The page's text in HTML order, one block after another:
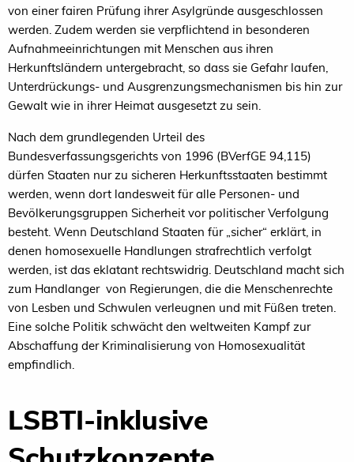
von einer fairen Prüfung ihrer Asylgründe ausgeschlossen
werden. Zudem werden sie verpflichtend in besonderen
Aufnahmeeinrichtungen mit Menschen aus ihren
Herkunftsländern untergebracht, so dass sie Gefahr laufen,
Unterdrückungs- und Ausgrenzungsmechanismen bis hin zur
Gewalt wie in ihrer Heimat ausgesetzt zu sein.
Nach dem grundlegenden Urteil des
Bundesverfassungsgerichts von 1996 (BVerfGE 94,115)
dürfen Staaten nur zu sicheren Herkunftsstaaten bestimmt
werden, wenn dort landesweit für alle Personen- und
Bevölkerungsgruppen Sicherheit vor politischer Verfolgung
besteht. Wenn Deutschland Staaten für „sicher“ erklärt, in
denen homosexuelle Handlungen strafrechtlich verfolgt
werden, ist das eklatant rechtswidrig. Deutschland macht sich
zum Handlanger von Regierungen, die die Menschenrechte
von Lesben und Schwulen verleugnen und mit Füßen treten.
Eine solche Politik schwächt den weltweiten Kampf zur
Abschaffung der Kriminalisierung von Homosexualität
empfindlich.
LSBTI-inklusive